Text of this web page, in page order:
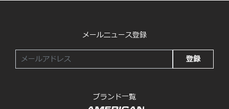
メールニュース登録
登録
ブランド一覧